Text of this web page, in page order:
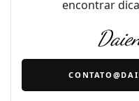
encontrar